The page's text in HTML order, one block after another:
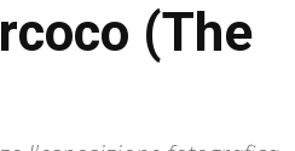
(The